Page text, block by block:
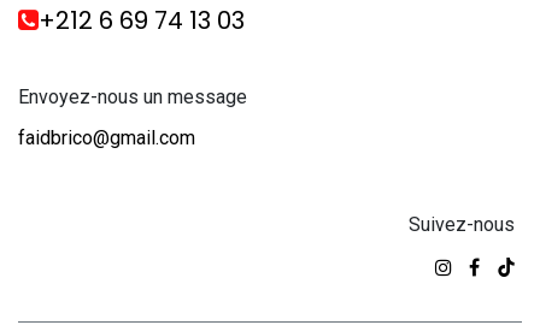
+212 6 69 74 13 03
Envoyez-nous un message
faidbrico@gmail.com
Suivez-nous